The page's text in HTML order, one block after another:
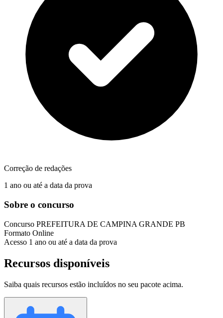
Correção de redações
1 ano ou até a data da prova
Sobre o concurso
Concurso PREFEITURA DE CAMPINA GRANDE PB
Formato Online
Acesso 1 ano ou até a data da prova
Recursos disponíveis
Saiba quais recursos estão incluídos no seu pacote acima.